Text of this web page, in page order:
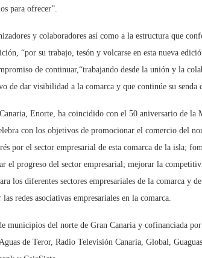
para ofrecer”.
y colaboradores así como a la estructura que
“por su trabajo, tesón y volcarse en esta nueva
de continuar,“trabajando desde la unión y la
dar visibilidad a la comarca y que continúe su senda
Enorte, ha coincidido con el 50 aniversario de la
con los objetivos de promocionar el comercio del
por el sector empresarial de esta comarca de la isla;
el progreso del sector empresarial; mejorar la
los diferentes sectores empresariales de la comarca y
redes asociativas empresariales en la comarca.
municipios del norte de Gran Canaria y cofinanciada
de Teror, Radio Televisión Canaria, Global,